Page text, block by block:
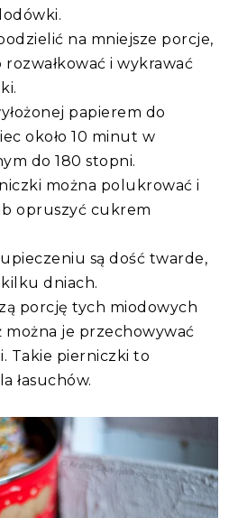
na mniejsze porcje,
rozwałkować i wykrawać
papierem do
około 10 minut w
do 180 stopni.
można polukrować i
opruszyć cukrem
są dość twarde,
dniach.
porcję tych miodowych
można je przechowywać
Takie pierniczki to
łasuchów.